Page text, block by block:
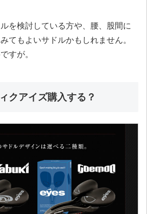
を検討している方や、腰、股間に
てもよいサドルかもしれません。
すが。
クアイズ購入する？